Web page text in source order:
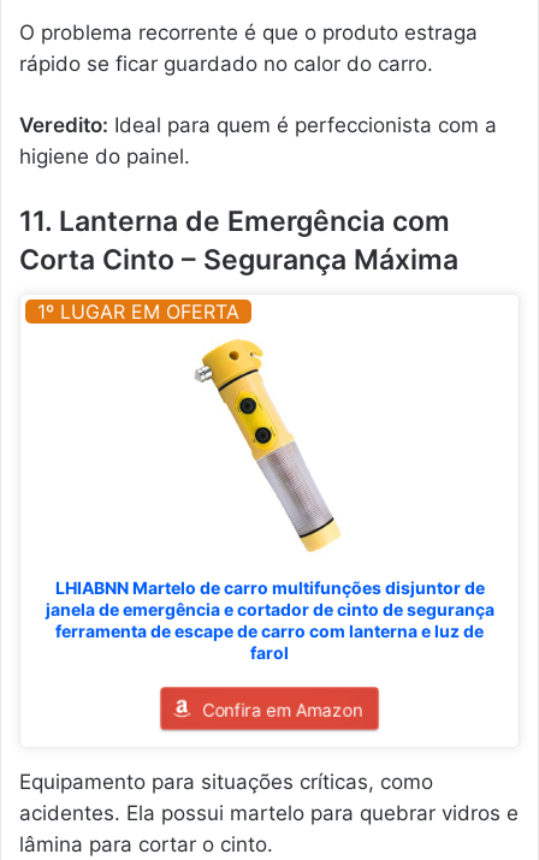
O problema recorrente é que o produto estraga
rápido se ficar guardado no calor do carro.
Veredito: Ideal para quem é perfeccionista com a
higiene do painel.
11. Lanterna de Emergência com
Corta Cinto – Segurança Máxima
1º LUGAR EM OFERTA
LHIABNN Martelo de carro multifunções disjuntor de
janela de emergência e cortador de cinto de segurança
ferramenta de escape de carro com lanterna e luz de
farol
Confira em Amazon
Equipamento para situações críticas, como
acidentes. Ela possui martelo para quebrar vidros e
lâmina para cortar o cinto.